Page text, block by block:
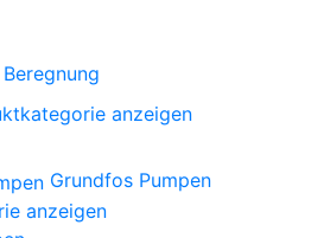
Beregnung
anzeigen
Grundfos Pumpen
anzeigen